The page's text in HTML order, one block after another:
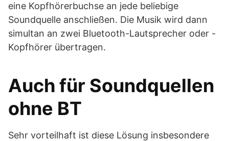
eine Kopfhörerbuchse an jede beliebige
Soundquelle anschließen. Die Musik wird dann
simultan an zwei Bluetooth-Lautsprecher oder -
Kopfhörer übertragen.
Auch für Soundquellen
ohne BT
Sehr vorteilhaft ist diese Lösung insbesondere